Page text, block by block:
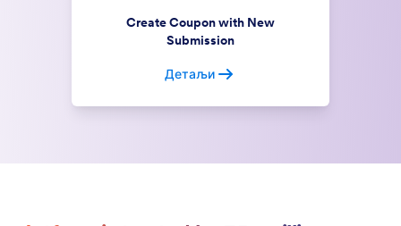
Create Coupon with New
Submission
Детаљи